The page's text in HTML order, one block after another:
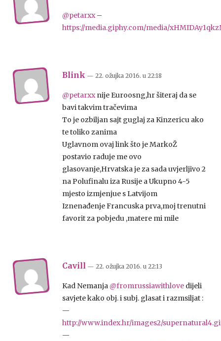
@petarxx–
https://media.giphy.com/media/
Blink — 22. ožujka 2016. u 22:18
@petarxxnije Euroosng,hr šiteraj da se
bavi takvim tračevima
To je ozbiljan sajt guglaj za Kinzericu ako
te toliko zanima
Uglavnom ovaj link što je MarkoŽ
postavio raduje me ovo
glasovanje,Hrvatska je za sada uvjerljivo 2
na Polufinalu iza Rusije a Ukupno 4-5
mjesto izmjenjue s Latvijom
Iznenađenje Francuska prva,moj trenutni
favorit za pobjedu ,matere mi mile
Cavill — 22. ožujka 2016. u 22:13
Kad Nemanja @fromrussiawithlove dijeli
savjete kako obj. i subj. glasat i razmsiljat :
—
http://www.index.hr/images2/
—